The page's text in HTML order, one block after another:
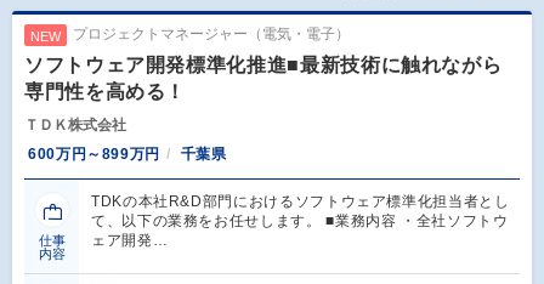
NEW プロジェクトマネージャー（電気・電子）
ソフトウェア開発標準化推進■最新技術に触れながら
専門性を高める！
ＴＤＫ株式会社
600万円～899万円
千葉県
仕事
内容
TDKの本社R&D部門におけるソフトウェア標準化担当者とし
て、以下の業務をお任せします。 ■業務内容 ・全社ソフトウ
ェア開発…